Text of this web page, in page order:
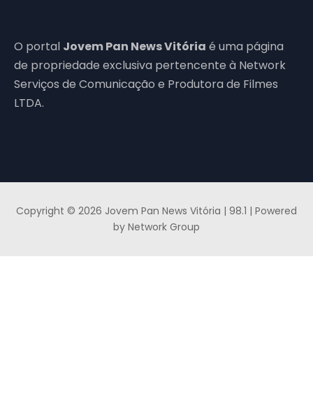
O portal Jovem Pan News Vitória é uma página
de propriedade exclusiva pertencente à Network
Serviços de Comunicação e Produtora de Filmes
LTDA.
Copyright © 2026 Jovem Pan News Vitória | 98.1 | Powered
by Network Group